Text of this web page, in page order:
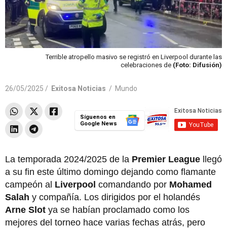
Terrible atropello masivo se registró en Liverpool durante las
celebraciones de (Foto: Difusión)
26/05/2025 / Exitosa Noticias / Mundo
Síguenos en
Google News
La temporada 2024/2025 de la Premier League llegó
a su fin este último domingo dejando como flamante
campeón al Liverpool comandando por Mohamed
Salah y compañía. Los dirigidos por el holandés
Arne Slot ya se habían proclamado como los
mejores del torneo hace varias fechas atrás, pero